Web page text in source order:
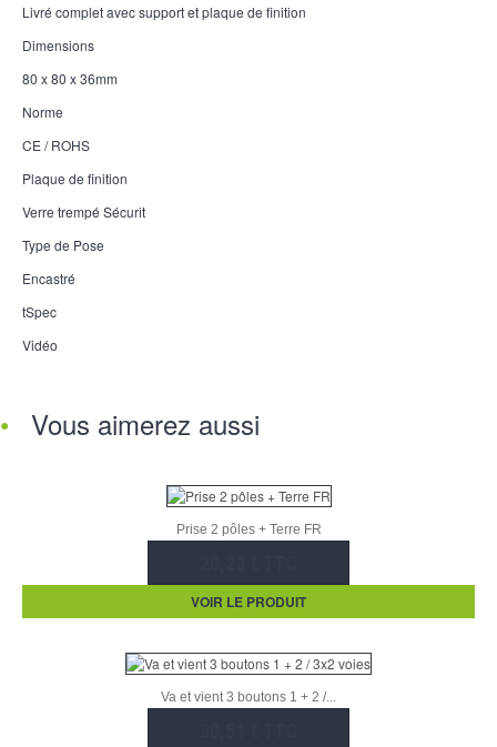
Livré complet avec support et plaque de finition
Dimensions
80 x 80 x 36mm
Norme
CE / ROHS
Plaque de finition
Verre trempé Sécurit
Type de Pose
Encastré
tSpec
Vidéo
Vous aimerez aussi
Prise 2 pôles + Terre FR
VOIR LE PRODUIT
Va et vient 3 boutons 1 + 2 /...